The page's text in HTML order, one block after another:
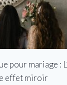
pour mariage :
effet miroir